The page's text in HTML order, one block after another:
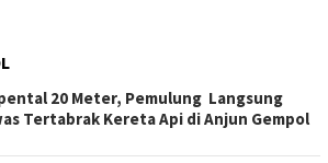
20 Meter, Pemulung Langsung
Tertabrak Kereta Api di Anjun Gempol